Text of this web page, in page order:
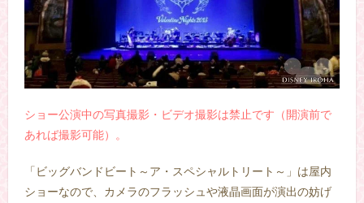
ショー公演中の写真撮影・ビデオ撮影は禁止です（開演前で
あれば撮影可能）。
「ビッグバンドビート～ア・スペシャルトリート～」は屋内
ショーなので、カメラのフラッシュや液晶画面が演出の妨げ